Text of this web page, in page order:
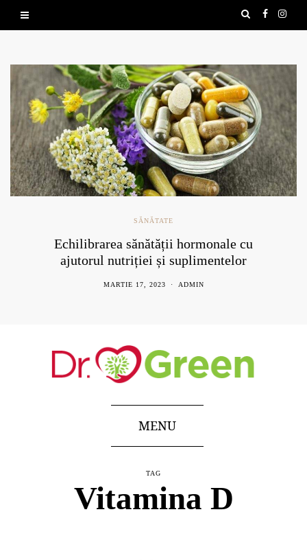
SĂNĂTATE
Echilibrarea sănătății hormonale cu
ajutorul nutriției și suplimentelor
MARTIE 17, 2023 ADMIN
MENU
TAG
Vitamina D